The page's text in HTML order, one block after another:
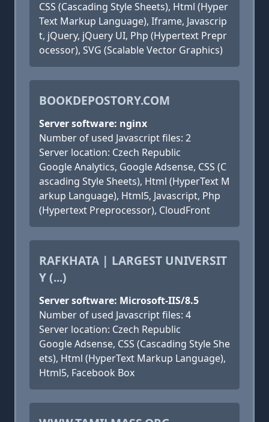
CSS (Cascading Style Sheets), Html (Hyper
Text Markup Language), Iframe, Javascrip
t, jQuery, jQuery UI, Php (Hypertext Prepr
ocessor), SVG (Scalable Vector Graphics)
BOOKDEPOSTORY.COM
Server software: nginx
Number of used Javascript files: 2
Server location: Czech Republic
Google Analytics, Google Adsense, CSS (C
ascading Style Sheets), Html (HyperText M
arkup Language), Html5, Javascript, Php
(Hypertext Preprocessor), CloudFront
RAFKHATA | LARGEST UNIVERSIT
Y (...)
Server software: Microsoft-IIS/8.5
Number of used Javascript files: 4
Server location: Czech Republic
Google Adsense, CSS (Cascading Style She
ets), Html (HyperText Markup Language),
Html5, Facebook Box